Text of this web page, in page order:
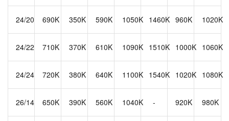
24/20 690K 350K 590K 1050K 1460K 960K 1020K
24/22 710K 370K 610K 1090K 1510K 1000K 1060K
24/24 720K 380K 640K 1100K 1540K 1020K 1080K
26/14 650K 390K 560K 1040K - 920K 980K